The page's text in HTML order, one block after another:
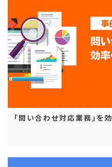
「問い合わせ対応業務」を